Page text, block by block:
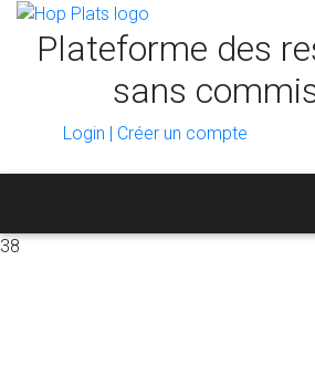
Plateforme des
sans
Login | Créer un compte
38